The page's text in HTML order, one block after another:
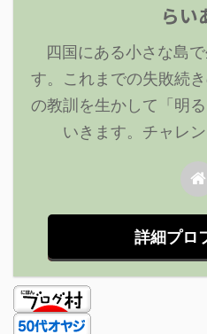
らい
四国にある小さな島
す。これまでの失敗続
の教訓を生かして「明
いきます。チャレ
詳細プロ